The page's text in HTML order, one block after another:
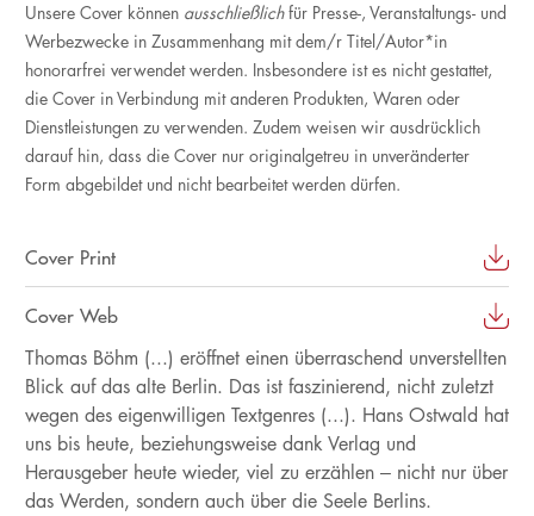
Unsere Cover können ausschließlichfür Presse-, Veranstaltungs- und
Werbezwecke in Zusammenhang mit dem/r Titel/Autor*in
honorarfrei verwendet werden. Insbesondere ist es nicht gestattet,
die Cover in Verbindung mit anderen Produkten, Waren oder
Dienstleistungen zu verwenden. Zudem weisen wir ausdrücklich
darauf hin, dass die Cover nur originalgetreu in unveränderter
Form abgebildet und nicht bearbeitet werden dürfen.
Cover Print
Cover Web
Thomas Böhm (...) eröffnet einen überraschend unverstellten
Blick auf das alte Berlin. Das ist faszinierend, nicht zuletzt
wegen des eigenwilligen Textgenres (...). Hans Ostwald hat
uns bis heute, beziehungsweise dank Verlag und
Herausgeber heute wieder, viel zu erzählen – nicht nur über
das Werden, sondern auch über die Seele Berlins.